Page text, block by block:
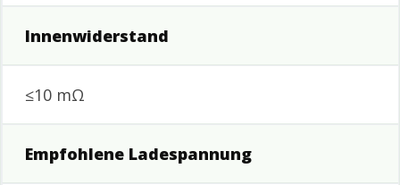
Innenwiderstand
≤10 mΩ
Empfohlene Ladespannung